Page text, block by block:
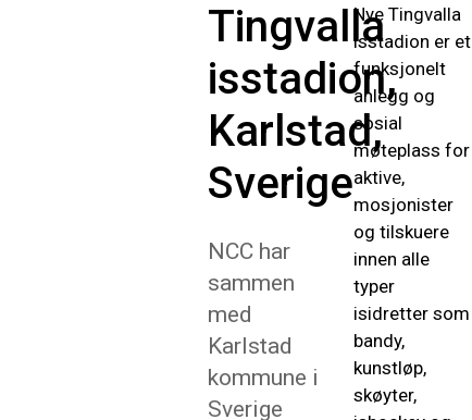
Tingvalla
isstadion,
Karlstad,
Sverige
NCC har
sammen
med
Karlstad
kommune i
Sverige
Nye Tingvalla
isstadion er et
funksjonelt
anlegg og
sosial
møteplass for
aktive,
mosjonister
og tilskuere
innen alle
typer
isidretter som
bandy,
kunstløp,
skøyter,